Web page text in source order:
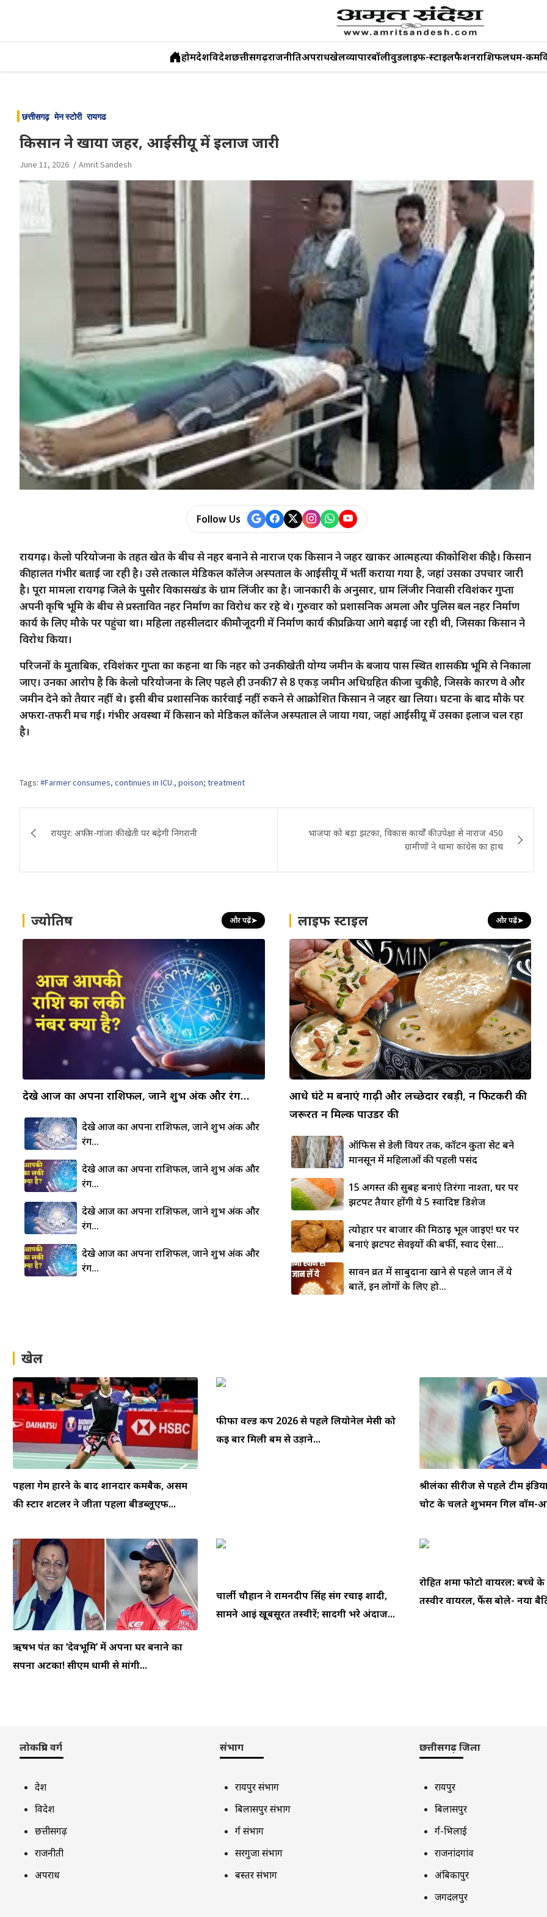
content
होमदेशविदेशछत्तीसगढ़राजनीतिअपराधखेलव्यापारबॉलीवुडलाइफ-स्टाइलफैशनराशिफलधर्म-कर्म
छत्तीसगढ़ मेन स्टोरी रायगढ
किसान ने खाया जहर, आईसीयू में इलाज जारी
June 11, 2026 Amrit Sandesh
Follow Us
रायगढ़। केलो परियोजना के तहत खेत के बीच से नहर बनाने से नाराज एक किसान ने जहर खाकर आत्महत्या की कोशिश की है। किसान
की हालत गंभीर बताई जा रही है। उसे तत्काल मेडिकल कॉलेज अस्पताल के आईसीयू में भर्ती कराया गया है, जहां उसका उपचार जारी
है। पूरा मामला रायगढ़ जिले के पुसौर विकासखंड के ग्राम लिंजीर का है। जानकारी के अनुसार, ग्राम लिंजीर निवासी रविशंकर गुप्ता
अपनी कृषि भूमि के बीच से प्रस्तावित नहर निर्माण का विरोध कर रहे थे। गुरुवार को प्रशासनिक अमला और पुलिस बल नहर निर्माण
कार्य के लिए मौके पर पहुंचा था। महिला तहसीलदार की मौजूदगी में निर्माण कार्य की प्रक्रिया आगे बढ़ाई जा रही थी, जिसका किसान ने
विरोध किया।
परिजनों के मुताबिक, रविशंकर गुप्ता का कहना था कि नहर को उनकी खेती योग्य जमीन के बजाय पास स्थित शासकीय भूमि से निकाला
जाए। उनका आरोप है कि केलो परियोजना के लिए पहले ही उनकी 7 से 8 एकड़ जमीन अधिग्रहित की जा चुकी है, जिसके कारण वे और
जमीन देने को तैयार नहीं थे। इसी बीच प्रशासनिक कार्रवाई नहीं रुकने से आक्रोशित किसान ने जहर खा लिया। घटना के बाद मौके पर
अफरा-तफरी मच गई। गंभीर अवस्था में किसान को मेडिकल कॉलेज अस्पताल ले जाया गया, जहां आईसीयू में उसका इलाज चल रहा
है।
Tags: #Farmer consumes, continues in ICU., poison; treatment
navigation
रायपुर: अफीम-गांजा की खेती पर बढ़ेगी निगरानी
भाजपा को बड़ा झटका, विकास कार्यों की उपेक्षा से नाराज 450
ग्रामीणों ने थामा कांग्रेस का हाथ
ज्योतिष और पढ़ें➤
देखे आज का अपना राशिफल, जाने शुभ अंक और रंग…
देखे आज का अपना राशिफल, जाने शुभ अंक और
रंग…
देखे आज का अपना राशिफल, जाने शुभ अंक और
रंग…
देखे आज का अपना राशिफल, जाने शुभ अंक और
रंग…
देखे आज का अपना राशिफल, जाने शुभ अंक और
रंग…
लाइफ स्टाइल और पढ़ें➤
आधे घंटे में बनाएं गाढ़ी और लच्छेदार रबड़ी, न फिटकरी की
जरूरत न मिल्क पाउडर की
ऑफिस से डेली वियर तक, कॉटन कुर्ता सेट बने
मानसून में महिलाओं की पहली पसंद
15 अगस्त की सुबह बनाएं तिरंगा नाश्ता, घर पर
झटपट तैयार होंगी ये 5 स्वादिष्ट डिशेज
त्योहार पर बाजार की मिठाई भूल जाइए! घर पर
बनाएं झटपट सेवइयों की बर्फी, स्वाद ऐसा...
सावन व्रत में साबुदाना खाने से पहले जान लें ये
बातें, इन लोगों के लिए हो...
खेल
पहला गेम हारने के बाद शानदार कमबैक, असम
की स्टार शटलर ने जीता पहला बीडब्लूएफ...
फीफा वर्ल्ड कप 2026 से पहले लियोनेल मेसी को
कई बार मिली बम से उड़ाने...
श्रीलंका सीरीज से पहले टीम
चोट के चलते शुभमन गिल वॉर्म-
ऋषभ पंत का ‘देवभूमि’ में अपना घर बनाने का
सपना अटका! सीएम धामी से मांगी...
चार्ली चौहान ने रामनदीप सिंह संग रचाई शादी,
सामने आईं खूबसूरत तस्वीरें; सादगी भरे अंदाज...
रोहित शर्मा फोटो वायरल: बच्चे के
तस्वीर वायरल, फैंस बोले- नया
लोकप्रिय वर्ग
देश
विदेश
छत्तीसगढ़
राजनीती
अपराध
संभाग
रायपुर संभाग
बिलासपुर संभाग
दुर्ग संभाग
सरगुजा संभाग
बस्तर संभाग
छत्तीसगढ़ जिला
रायपुर
बिलासपुर
दुर्ग-भिलाई
राजनांदगांव
अंबिकापुर
जगदलपुर